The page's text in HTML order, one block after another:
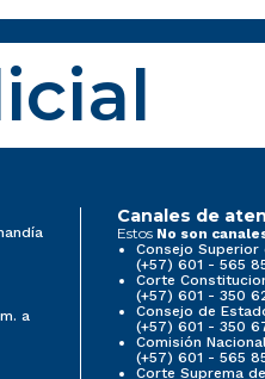
a
Canales de
Estos No son
Consejo
(+57) 601 - 565
Corte
(+57) 601 - 350
Consejo de
(+57) 601 - 350
Comisión
(+57) 601 - 565
Corte Suprema